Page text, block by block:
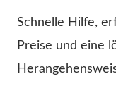
Schnelle Hilfe,
Preise und eine